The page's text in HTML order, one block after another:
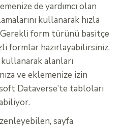
de yardımcı olan
kullanarak hızla
form türünü basitçe
formlar hazırlayabilirsiniz.
alanları
ve eklemenize izin
Dataverse’te tabloları
sayfa